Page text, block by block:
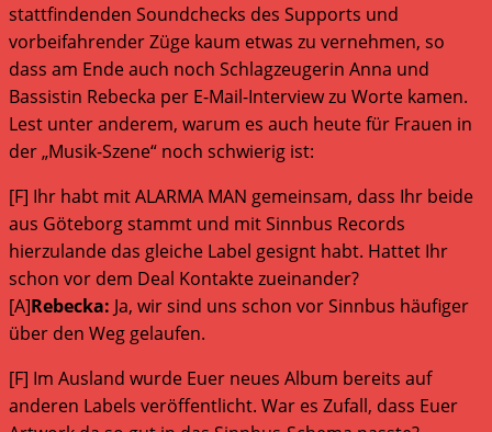
stattfindenden Soundchecks des Supports und
vorbeifahrender Züge kaum etwas zu vernehmen, so
dass am Ende auch noch Schlagzeugerin Anna und
Bassistin Rebecka per E-Mail-Interview zu Worte kamen.
Lest unter anderem, warum es auch heute für Frauen in
der „Musik-Szene“ noch schwierig ist:
[F] Ihr habt mit ALARMA MAN gemeinsam, dass Ihr beide
aus Göteborg stammt und mit Sinnbus Records
hierzulande das gleiche Label gesignt habt. Hattet Ihr
schon vor dem Deal Kontakte zueinander?
[A]Rebecka: Ja, wir sind uns schon vor Sinnbus häufiger
über den Weg gelaufen.
[F] Im Ausland wurde Euer neues Album bereits auf
anderen Labels veröffentlicht. War es Zufall, dass Euer